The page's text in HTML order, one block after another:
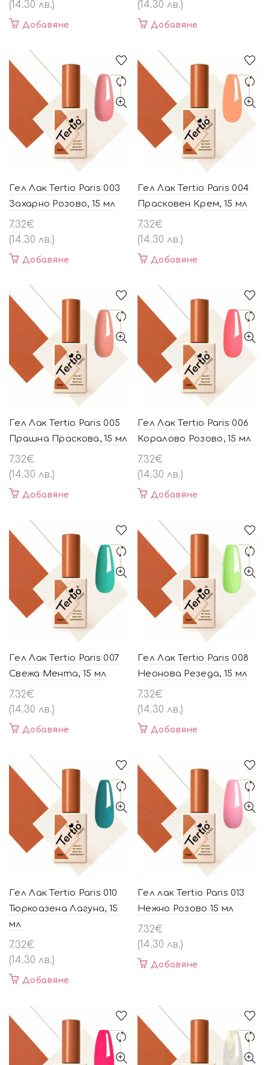
(14.30 лв.)
Добавяне
(14.30 лв.)
Добавяне
Гел Лак Tertio Paris 003
Захарно Розово, 15 мл
7.32€
(14.30 лв.)
Добавяне
Гел Лак Tertio Paris 004
Прасковен Крем, 15 мл
7.32€
(14.30 лв.)
Добавяне
Гел Лак Tertio Paris 005
Прашна Праскова, 15 мл
7.32€
(14.30 лв.)
Добавяне
Гел Лак Tertio Paris 006
Коралово Розово, 15 мл
7.32€
(14.30 лв.)
Добавяне
Гел Лак Tertio Paris 007
Свежа Мента, 15 мл
7.32€
(14.30 лв.)
Добавяне
Гел Лак Tertio Paris 008
Неонова Резеда, 15 мл
7.32€
(14.30 лв.)
Добавяне
Гел Лак Tertio Paris 010
Тюркоазена Лагуна, 15
мл
7.32€
(14.30 лв.)
Добавяне
Гел лак Tertio Paris 013
Нежно Розово 15 мл
7.32€
(14.30 лв.)
Добавяне